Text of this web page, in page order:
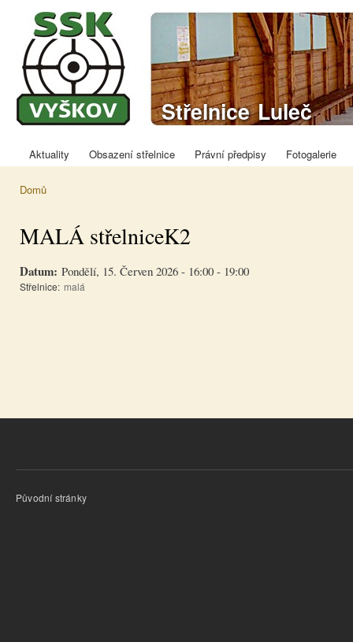
Sportovně
střelecký klub
Střelnice Luleč
Hlavní menu
Aktuality Obsazení střelnice Právní předpisy Fotogalerie
Domů
MALÁ střelniceK2
Datum: Pondělí, 15. Červen 2026 - 16:00 - 19:00
Střelnice: malá
Původní stránky